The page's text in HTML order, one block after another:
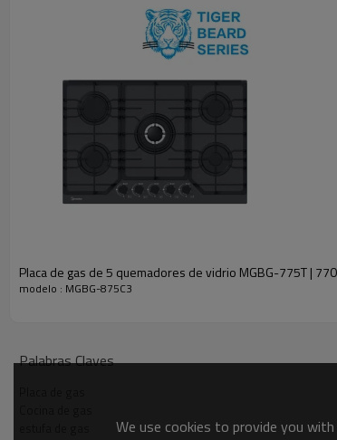
Quemador de
* Cada placa cuenta con un grupo de
* La eficiencia térmica es de hasta
Placa de gas de 5 quemadores de vidrio MGBG-775T |
modelo : MGBG-875C3
Palabras Claves
We use cookies to provide you